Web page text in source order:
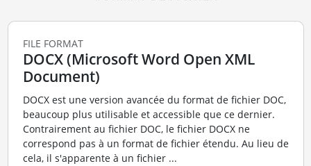
FILE FORMAT
DOCX (Microsoft Word Open XML
Document)
DOCX est une version avancée du format de fichier DOC,
beaucoup plus utilisable et accessible que ce dernier.
Contrairement au fichier DOC, le fichier DOCX ne
correspond pas à un format de fichier étendu. Au lieu de
cela, il s'apparente à un fichier ...